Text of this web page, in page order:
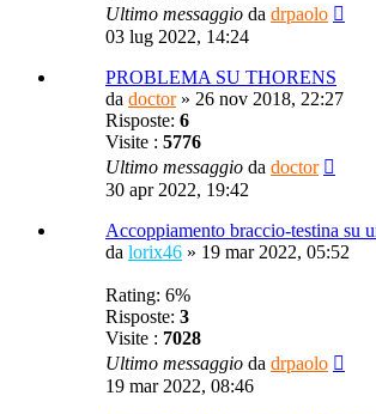
Ultimo messaggio da drpaolo
03 lug 2022, 14:24
PROBLEMA SU THORENS
da doctor» 26 nov 2018, 22:27
Risposte: 6
Visite : 5776
Ultimo messaggio da doctor
30 apr 2022, 19:42
Accoppiamento braccio-testina su
da lorix46 » 19 mar 2022, 05:52
Rating: 6%
Risposte: 3
Visite : 7028
Ultimo messaggio da drpaolo
19 mar 2022, 08:46